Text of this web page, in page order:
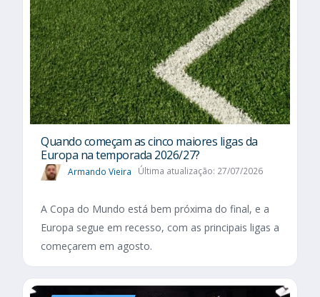
Quando começam as cinco maiores ligas da
Europa na temporada 2026/27?
Armando Vieira Última atualização: 27/07/2026
A Copa do Mundo está bem próxima do final, e a
Europa segue em recesso, com as principais ligas a
começarem em agosto.